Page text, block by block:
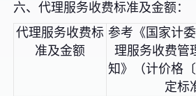
六、代理服务收费标准及金额：
代理服务收费标
准及金额
参考《国家计
理服务收费管
知》（计价格
定标